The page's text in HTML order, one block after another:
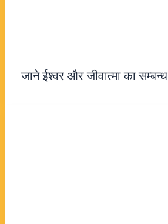
जाने ईश्वर और जीवात्मा का सम्बन्ध